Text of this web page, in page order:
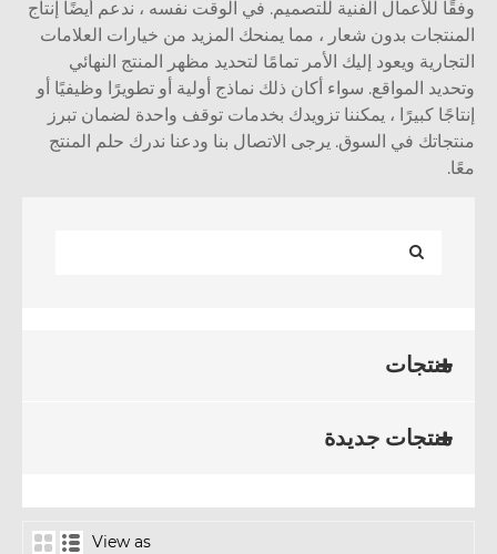
للأعمال الفنية للتصميم. في الوقت نفسه ، ندعم أيضًا إنتاج
بدون شعار ، مما يمنحك المزيد من خيارات العلامات
ويعود إليك الأمر تمامًا لتحديد مظهر المنتج النهائي
المواقع. سواء أكان ذلك نماذج أولية أو تطويرًا وظيفيًا أو
كبيرًا ، يمكننا تزويدك بخدمات توقف واحدة لضمان تبرز
في السوق. يرجى الاتصال بنا ودعنا ندرك حلم المنتج
منتجات
منتجات جديدة
View as